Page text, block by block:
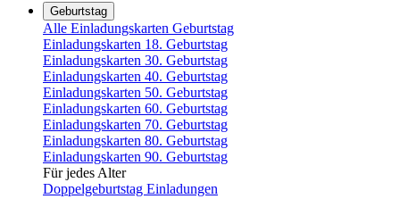
Geburtstag
Alle Einladungskarten Geburtstag
Einladungskarten 18. Geburtstag
Einladungskarten 30. Geburtstag
Einladungskarten 40. Geburtstag
Einladungskarten 50. Geburtstag
Einladungskarten 60. Geburtstag
Einladungskarten 70. Geburtstag
Einladungskarten 80. Geburtstag
Einladungskarten 90. Geburtstag
Für jedes Alter
Doppelgeburtstag Einladungen